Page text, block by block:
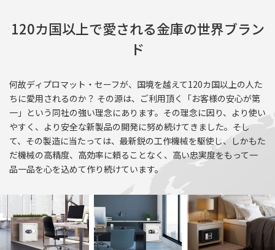
120カ国以上で愛される金庫の世界ブラン
ド
何故ディプロマット・セーフが、国境を越えて120カ国以上の人た
ちに愛用されるのか？ その源は、ご利用頂く「お客様の安心が第
一」という同社の強い理念にあります。その理念に因り、より使い
やすく、より安全な新製品の開発に努め続けてきました。そし
て、その製造に当たっては、最新鋭の工作機械を駆使し、しかもた
だ機械の高精度、高効率に頼ることなく、高い忠実度をもって一
品一品を心を込めて作り続けています。